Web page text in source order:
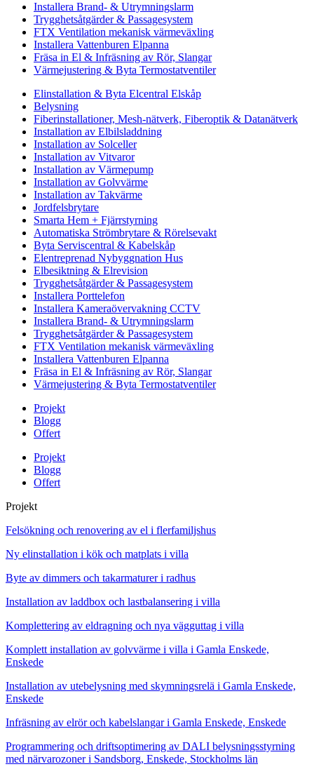
Installera Brand- & Utrymningslarm
Trygghetsåtgärder & Passagesystem
FTX Ventilation mekanisk värmeväxling
Installera Vattenburen Elpanna
Fräsa in El & Infräsning av Rör, Slangar
Värmejustering & Byta Termostatventiler
Elinstallation & Byta Elcentral Elskåp
Belysning
Fiberinstallationer, Mesh-nätverk, Fiberoptik & Datanätverk
Installation av Elbilsladdning
Installation av Solceller
Installation av Vitvaror
Installation av Värmepump
Installation av Golvvärme
Installation av Takvärme
Jordfelsbrytare
Smarta Hem + Fjärrstyrning
Automatiska Strömbrytare & Rörelsevakt
Byta Serviscentral & Kabelskåp
Elentreprenad Nybyggnation Hus
Elbesiktning & Elrevision
Trygghetsåtgärder & Passagesystem
Installera Porttelefon
Installera Kameraövervakning CCTV
Installera Brand- & Utrymningslarm
Trygghetsåtgärder & Passagesystem
FTX Ventilation mekanisk värmeväxling
Installera Vattenburen Elpanna
Fräsa in El & Infräsning av Rör, Slangar
Värmejustering & Byta Termostatventiler
Projekt
Blogg
Offert
Projekt
Blogg
Offert
Projekt
Felsökning och renovering av el i flerfamiljshus
Ny elinstallation i kök och matplats i villa
Byte av dimmers och takarmaturer i radhus
Installation av laddbox och lastbalansering i villa
Komplettering av eldragning och nya vägguttag i villa
Komplett installation av golvvärme i villa i Gamla Enskede,
Enskede
Installation av utebelysning med skymningsrelä i Gamla Enskede,
Enskede
Infräsning av elrör och kabelslangar i Gamla Enskede, Enskede
Programmering och driftsoptimering av DALI belysningsstyrning
med närvarozoner i Sandsborg, Enskede, Stockholms län